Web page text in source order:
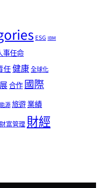
ESG IBM
事任命
任健康全球化
合作國際
源旅遊業績
財富管理財經